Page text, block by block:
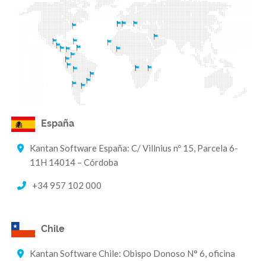
España
Kantan Software España: C/ Villnius nº 15, Parcela 6-
11H 14014 – Córdoba
+34 957 102 000
Chile
Kantan Software Chile: Obispo Donoso N° 6, oficina